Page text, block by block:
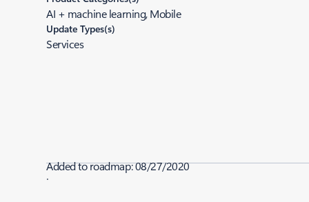
AI + machine learning, Mobile
Update Types(s)
Services
Added to roadmap:08/27/2020
|